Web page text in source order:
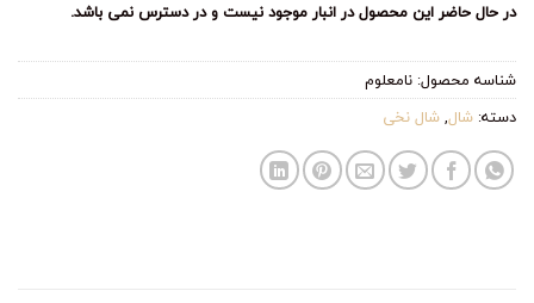
در حال حاضر این محصول در انبار موجود نیست و در دسترس نمی باشد.
شناسه محصول: نامعلوم
دسته: شال,شال نخی